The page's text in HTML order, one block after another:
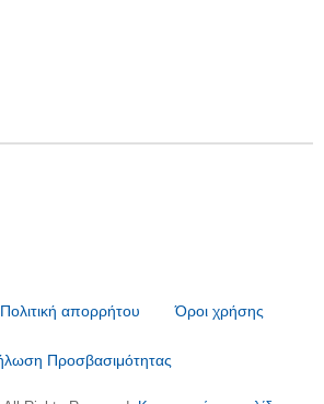
Πολιτική απορρήτου Όροι χρήσης
Προσβασιμότητας